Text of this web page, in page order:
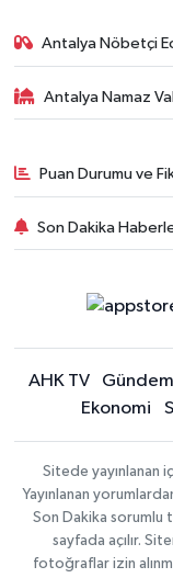
Antalya Nöbetçi
Antalya Namaz
Puan Durumu ve
Son Dakika
AHK TV Gündem
Ekonomi
Sitede yayınlanan
Yayınlanan
Son Dakika sorumlu
sayfada açılır.
fotoğraflar izin